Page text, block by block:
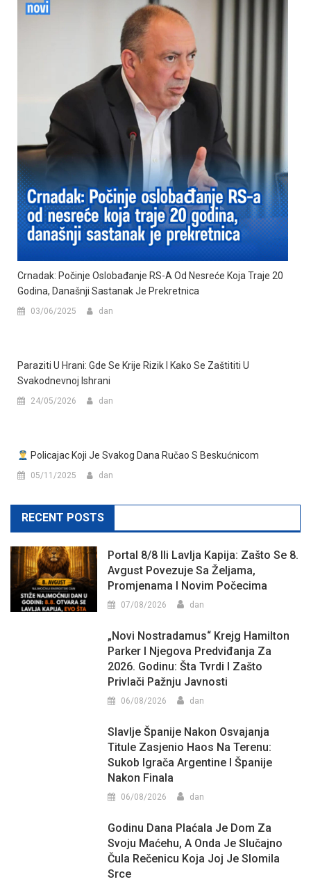
Crnadak: Počinje Oslobađanje RS-A Od Nesreće Koja Traje 20
Godina, Današnji Sastanak Je Prekretnica
03/06/2025 dan
Paraziti U Hrani: Gde Se Krije Rizik I Kako Se Zaštititi U
Svakodnevnoj Ishrani
24/05/2026 dan
Policajac Koji Je Svakog Dana Ručao S Beskućnicom
05/11/2025 dan
RECENT POSTS
Portal 8/8 Ili Lavlja Kapija: Zašto Se 8.
Avgust Povezuje Sa Željama,
Promjenama I Novim Počecima
07/08/2026 dan
„Novi Nostradamus“ Krejg Hamilton
Parker I Njegova Predviđanja Za
2026. Godinu: Šta Tvrdi I Zašto
Privlači Pažnju Javnosti
06/08/2026 dan
Slavlje Španije Nakon Osvajanja
Titule Zasjenio Haos Na Terenu:
Sukob Igrača Argentine I Španije
Nakon Finala
06/08/2026 dan
Godinu Dana Plaćala Je Dom Za
Svoju Maćehu, A Onda Je Slučajno
Čula Rečenicu Koja Joj Je Slomila
Srce